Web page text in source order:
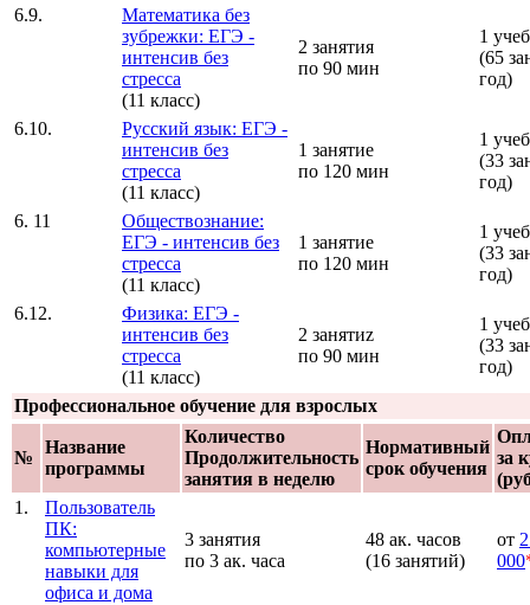
6.9.
Математика без
зубрежки: ЕГЭ -
интенсив без
стресса
(11 класс)
2 занятия
по 90 мин
1
(65
год)
6.10.
Русский язык: ЕГЭ -
интенсив без
стресса
(11 класс)
1 занятие
по 120 мин
1
(33
год)
6. 11
Обществознание:
ЕГЭ - интенсив без
стресса
(11 класс)
1 занятие
по 120 мин
1
(33
год)
6.12.
Физика: ЕГЭ -
интенсив без
стресса
(11 класс)
2 занятиz
по 90 мин
1
(33
год)
Профессиональное обучение для взрослых
№
Название
программы
Количество
Продолжительность
занятия в неделю
Нормативный
срок обучения
за
1.
Пользователь
ПК:
компьютерные
навыки для
офиса и дома
3 занятия
по 3 ак. часа
48 ак. часов
(16 занятий)
от
000